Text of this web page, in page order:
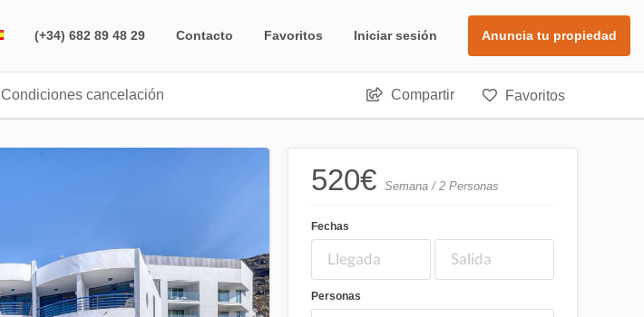
(+34) 682 89 48 29 Contacto Favoritos Iniciar sesión Anuncia tu propiedad
Condiciones cancelación Compartir Favoritos
520€ Semana / 2 Personas
Fechas
Personas